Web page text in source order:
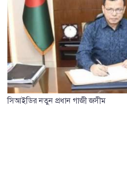
সিআইডির নতুন প্রধান গাজী জসীম